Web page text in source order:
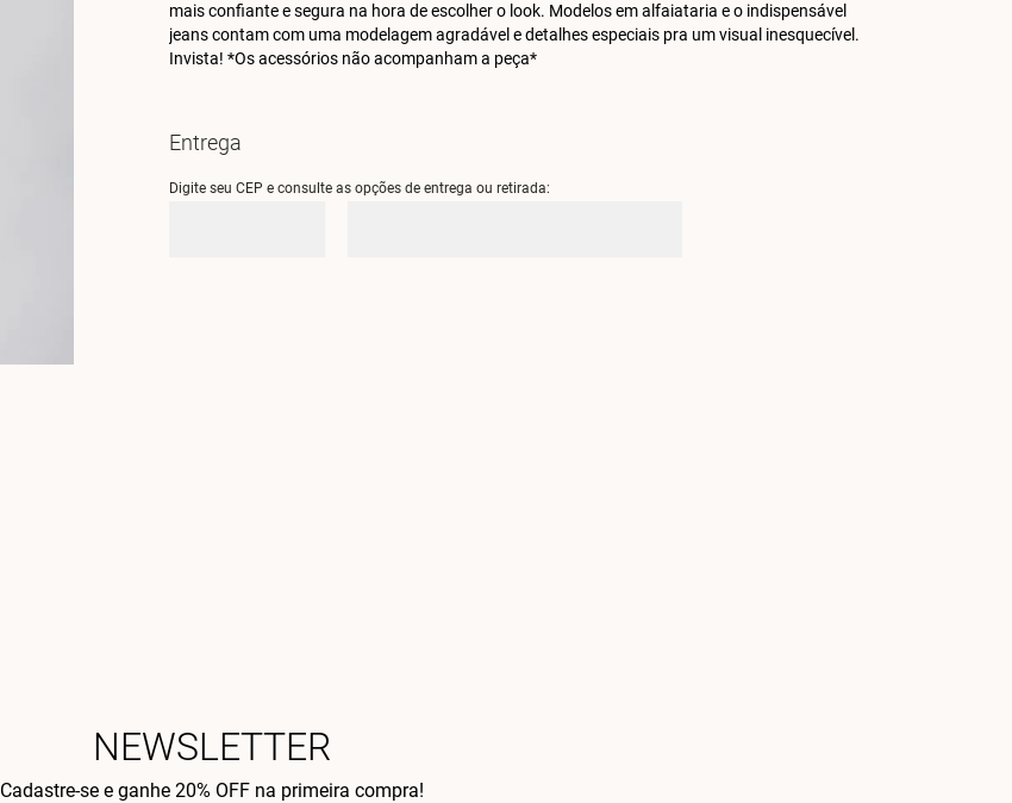
mais confiante e segura na hora de escolher o look. Modelos em alfaiataria e o indispensável
jeans contam com uma modelagem agradável e detalhes especiais pra um visual inesquecível.
Invista! *Os acessórios não acompanham a peça*
Entrega
Digite seu CEP e consulte as opções de entrega ou retirada:
NEWSLETTER
Cadastre-se e ganhe 20% OFF na primeira compra!